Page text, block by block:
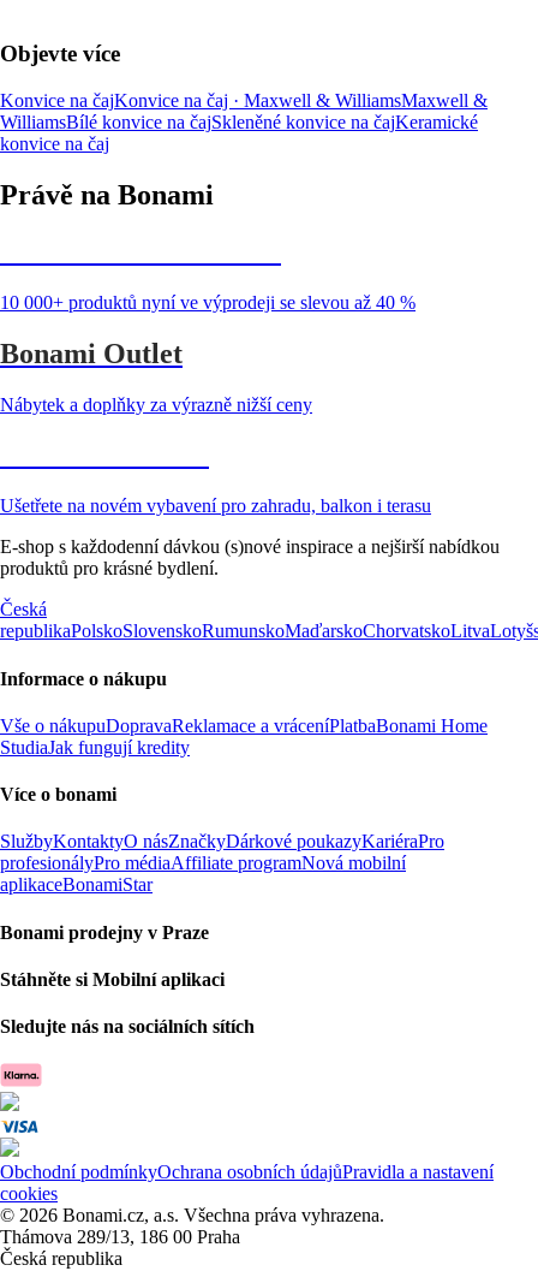
Objevte více
Konvice na čajKonvice na čaj · Maxwell & WilliamsMaxwell &
WilliamsBílé konvice na čajSkleněné konvice na čajKeramické
konvice na čaj
Právě na Bonami
10 000+ produktů nyní ve výprodeji se slevou až 40 %
Bonami Outlet
Nábytek a doplňky za výrazně nižší ceny
Ušetřete na novém vybavení pro zahradu, balkon i terasu
E-shop s každodenní dávkou (s)nové inspirace a nejširší nabídkou
produktů pro krásné bydlení.
Česká
republikaPolskoSlovenskoRumunskoMaďarskoChorvatskoLitva
Informace o nákupu
Vše o nákupuDopravaReklamace a vráceníPlatbaBonami Home
StudiaJak fungují kredity
Více o bonami
SlužbyKontaktyO násZnačkyDárkové poukazyKariéraPro
profesionályPro médiaAffiliate programNová mobilní
aplikaceBonamiStar
Bonami prodejny v Praze
Stáhněte si Mobilní aplikaci
Sledujte nás na sociálních sítích
Obchodní podmínkyOchrana osobních údajůPravidla a nastavení
cookies
© 2026 Bonami.cz, a.s. Všechna práva vyhrazena.
Thámova 289/13, 186 00 Praha
Česká republika